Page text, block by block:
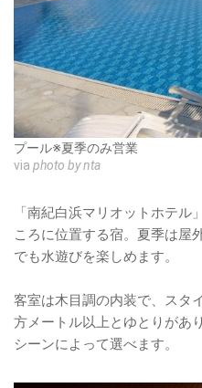
プール※夏季のみ営業
via photo by nta
「南紀白浜マリオットホテル
ころに位置する宿。夏季は屋
でも水遊びを楽しめます。
客室は木目調の内装で、スタ
方メートル以上とゆとりがあ
シーンによって選べます。